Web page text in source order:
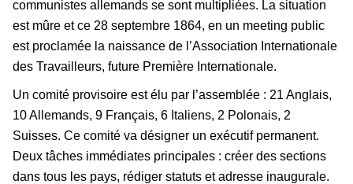
communistes allemands se sont multipliées. La situation
est mûre et ce 28 septembre 1864, en un meeting public
est proclamée la naissance de l’Association Internationale
des Travailleurs, future Première Internationale.
Un comité provisoire est élu par l’assemblée : 21 Anglais,
10 Allemands, 9 Français, 6 Italiens, 2 Polonais, 2
Suisses. Ce comité va désigner un exécutif permanent.
Deux tâches immédiates principales : créer des sections
dans tous les pays, rédiger statuts et adresse inaugurale.